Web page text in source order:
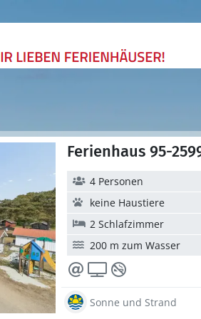
Ferienhaus 95-
4 Personen
keine Haustiere
2 Schlafzimmer
200 m zum Wasser
Sonne und Strand